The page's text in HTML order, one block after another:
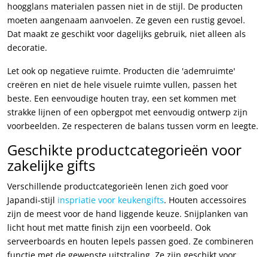
hoogglans materialen passen niet in de stijl. De producten
moeten aangenaam aanvoelen. Ze geven een rustig gevoel.
Dat maakt ze geschikt voor dagelijks gebruik, niet alleen als
decoratie.
Let ook op negatieve ruimte. Producten die 'ademruimte'
creëren en niet de hele visuele ruimte vullen, passen het
beste. Een eenvoudige houten tray, een set kommen met
strakke lijnen of een opbergpot met eenvoudig ontwerp zijn
voorbeelden. Ze respecteren de balans tussen vorm en leegte.
Geschikte productcategorieën voor
zakelijke gifts
Verschillende productcategorieën lenen zich goed voor
Japandi-stijl inspriatie voor keukengifts. Houten accessoires
zijn de meest voor de hand liggende keuze. Snijplanken van
licht hout met matte finish zijn een voorbeeld. Ook
serveerboards en houten lepels passen goed. Ze combineren